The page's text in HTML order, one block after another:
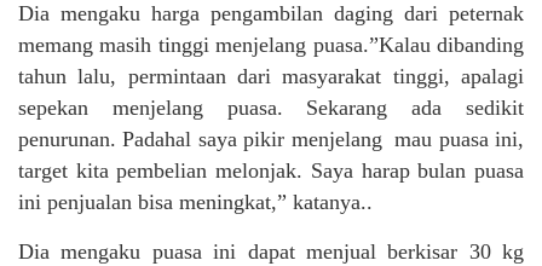
Dia mengaku harga pengambilan daging dari peternak
memang masih tinggi menjelang puasa.”Kalau dibanding
tahun lalu, permintaan dari masyarakat tinggi, apalagi
sepekan menjelang puasa. Sekarang ada sedikit
penurunan. Padahal saya pikir menjelang mau puasa ini,
target kita pembelian melonjak. Saya harap bulan puasa
ini penjualan bisa meningkat,” katanya..
Dia mengaku puasa ini dapat menjual berkisar 30 kg